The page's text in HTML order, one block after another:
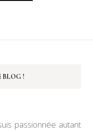
BLOG !
passionnée autant